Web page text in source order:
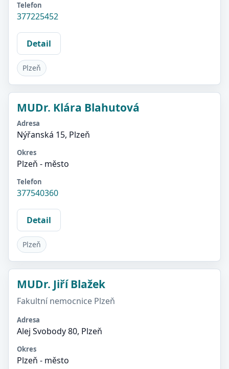
Telefon
377225452
Detail
Plzeň
MUDr. Klára Blahutová
Adresa
Nýřanská 15, Plzeň
Okres
Plzeň - město
Telefon
377540360
Detail
Plzeň
MUDr. Jiří Blažek
Fakultní nemocnice Plzeň
Adresa
Alej Svobody 80, Plzeň
Okres
Plzeň - město